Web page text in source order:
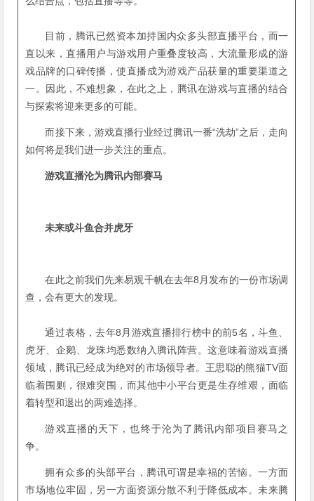
目前，腾讯已然资本加持国内众多头部直播平台，而一
直以来，直播用户与游戏用户重叠度较高，大流量形成的游
戏品牌的口碑传播，使直播成为游戏产品获量的重要渠道之
一。因此，不难想象，在此之上，腾讯在游戏与直播的结合
与探索将迎来更多的可能。
而接下来，游戏直播行业经过腾讯一番“洗劫”之后，走向
如何将是我们进一步关注的重点。
游戏直播沦为腾讯内部赛马
未来或斗鱼合并虎牙
在此之前我们先来易观千帆在去年8月发布的一份市场调
查，会有更大的发现。
通过表格，去年8月游戏直播排行榜中的前5名，斗鱼、
虎牙、企鹅、龙珠均悉数纳入腾讯阵营。这意味着游戏直播
领域，腾讯已经成为绝对的市场领导者。王思聪的熊猫TV面
临着围剿，很难突围，而其他中小平台更是生存维艰，面临
着转型和退出的两难选择。
游戏直播的天下，也终于沦为了腾讯内部项目赛马之
争。
拥有众多的头部平台，腾讯可谓是幸福的苦恼。一方面
市场地位牢固，另一方面资源分散不利于降低成本。未来腾